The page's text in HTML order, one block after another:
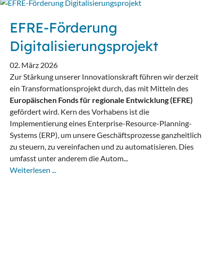
EFRE-Förderung
Digitalisierungsprojekt
02. März 2026
Zur Stärkung unserer Innovationskraft führen wir derzeit
ein Transformationsprojekt durch, das mit Mitteln des
Europäischen Fonds für regionale Entwicklung (EFRE)
gefördert wird. Kern des Vorhabens ist die
Implementierung eines Enterprise-Resource-Planning-
Systems (ERP), um unsere Geschäftsprozesse ganzheitlich
zu steuern, zu vereinfachen und zu automatisieren. Dies
umfasst unter anderem die Autom...
Weiterlesen ...